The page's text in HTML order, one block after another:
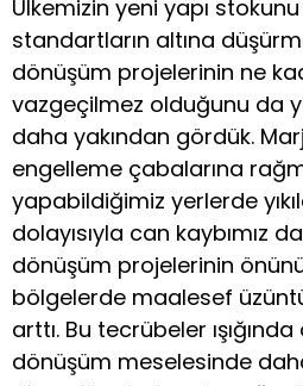
Ülkemizin yeni yapı
standartların altına
dönüşüm projelerinin ne
vazgeçilmez olduğunu da
daha yakından gördük.
engelleme çabalarına
yapabildiğimiz yerlerde
dolayısıyla can kaybımız
dönüşüm projelerinin
bölgelerde maalesef
arttı. Bu tecrübeler
dönüşüm meselesinde